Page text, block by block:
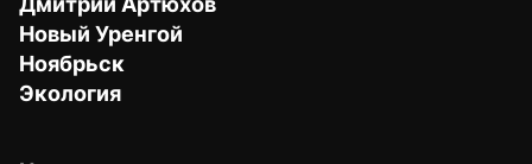
Новый Уренгой
Ноябрьск
Экология